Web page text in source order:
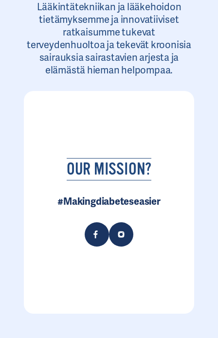
Lääkintätekniikan ja lääkehoidon
tietämyksemme ja innovatiiviset
ratkaisumme tukevat
terveydenhuoltoa ja tekevät kroonisia
sairauksia sairastavien arjesta ja
elämästä hieman helpompaa.
OUR MISSION?
#Makingdiabeteseasier